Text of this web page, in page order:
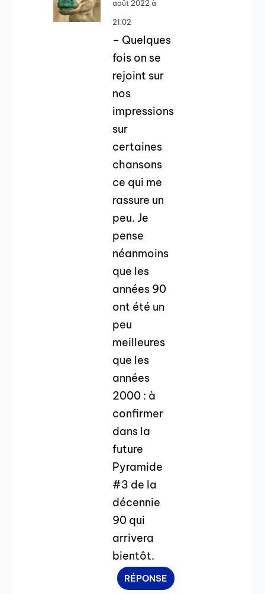
août 2022 à
21:02
– Quelques
fois on se
rejoint sur
nos
impressions
sur
certaines
chansons
ce qui me
rassure un
peu. Je
pense
néanmoins
que les
années 90
ont été un
peu
meilleures
que les
années
2000 : à
confirmer
dans la
future
Pyramide
#3 de la
décennie
90 qui
arrivera
bientôt.
RÉPONSE